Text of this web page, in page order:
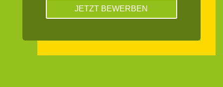
JETZT BEWERBEN